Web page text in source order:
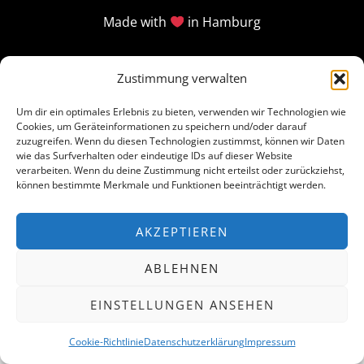
Zustimmung verwalten
Um dir ein optimales Erlebnis zu bieten, verwenden wir Technologien wie
Cookies, um Geräteinformationen zu speichern und/oder darauf
zuzugreifen. Wenn du diesen Technologien zustimmst, können wir Daten
wie das Surfverhalten oder eindeutige IDs auf dieser Website
verarbeiten. Wenn du deine Zustimmung nicht erteilst oder zurückziehst,
können bestimmte Merkmale und Funktionen beeinträchtigt werden.
AKZEPTIEREN
ABLEHNEN
EINSTELLUNGEN ANSEHEN
Cookie-RichtlinieDatenschutzerklärungImpressum
Made with in Hamburg